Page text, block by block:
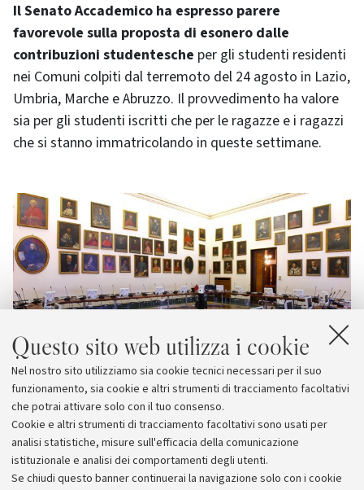
Questo sito web utilizza i cookie
Nel nostro sito utilizziamo sia cookie tecnici necessari per il suo
funzionamento, sia cookie e altri strumenti di tracciamento facoltativi
che potrai attivare solo con il tuo consenso.
Cookie e altri strumenti di tracciamento facoltativi sono usati per
analisi statistiche, misure sull'efficacia della comunicazione
istituzionale e analisi dei comportamenti degli utenti.
Se chiudi questo banner continuerai la navigazione solo con i cookie
Il Senato Accademico ha espresso parere
favorevole sulla proposta di esonero dalle
contribuzioni studentesche per gli studenti residenti
nei Comuni colpiti dal terremoto del 24 agosto in Lazio,
Umbria, Marche e Abruzzo. Il provvedimento ha valore
sia per gli studenti iscritti che per le ragazze e i ragazzi
che si stanno immatricolando in queste settimane.